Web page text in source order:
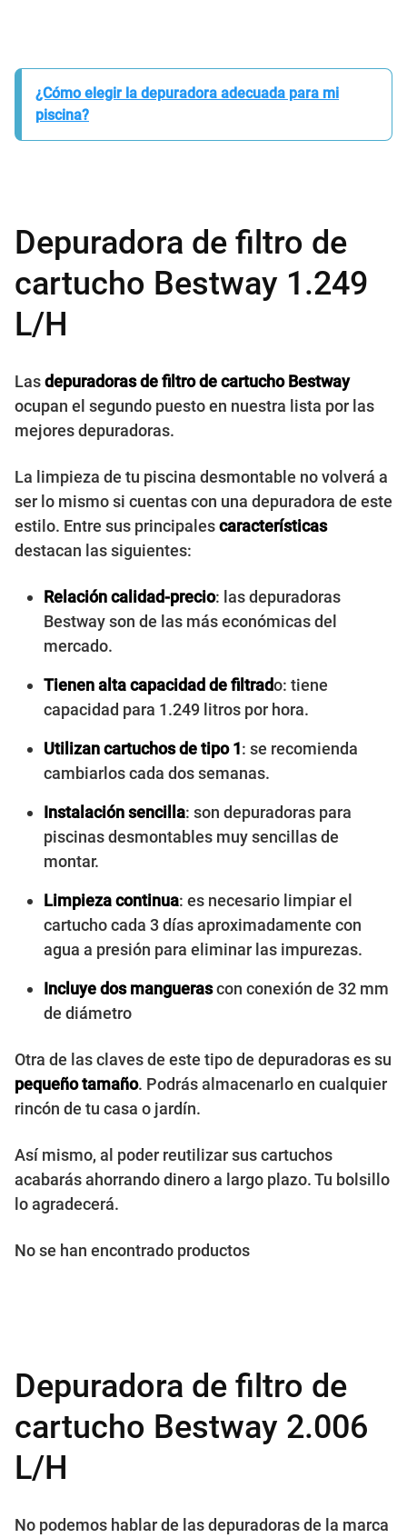
¿Cómo elegir la depuradora adecuada para mi
piscina?
Depuradora de filtro de
cartucho Bestway 1.249
L/H
Lasdepuradoras de filtro de cartucho Bestway
ocupan el segundo puesto en nuestra lista por las
mejores depuradoras.
La limpieza de tu piscina desmontable no volverá a
ser lo mismo si cuentas con una depuradora de este
estilo. Entre sus principalescaracterísticas
destacan las siguientes:
Relación calidad-precio: las depuradoras
Bestway son de las más económicas del
mercado.
Tienen alta capacidad de filtrado: tiene
capacidad para 1.249 litros por hora.
Utilizan cartuchos de tipo 1: se recomienda
cambiarlos cada dos semanas.
Instalación sencilla: son depuradoras para
piscinas desmontables muy sencillas de
montar.
Limpieza continua: es necesario limpiar el
cartucho cada 3 días aproximadamente con
agua a presión para eliminar las impurezas.
Incluye dos manguerascon conexión de 32 mm
de diámetro
Otra de las claves de este tipo de depuradoras es su
pequeño tamaño. Podrás almacenarlo en cualquier
rincón de tu casa o jardín.
Así mismo, al poder reutilizar sus cartuchos
acabarás ahorrando dinero a largo plazo. Tu bolsillo
lo agradecerá.
No se han encontrado productos
Depuradora de filtro de
cartucho Bestway 2.006
L/H
No podemos hablar de las depuradoras de la marca